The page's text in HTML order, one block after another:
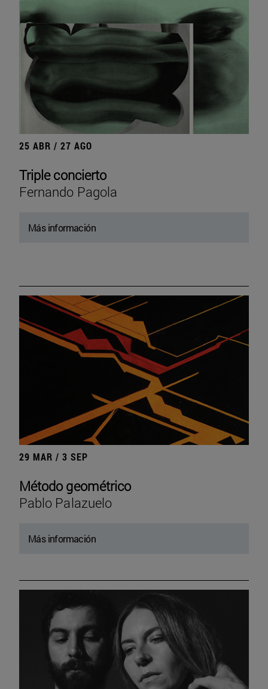
25 ABR / 27 AGO
Triple concierto
Fernando Pagola
Más información
29 MAR / 3 SEP
Método geométrico
Pablo Palazuelo
Más información